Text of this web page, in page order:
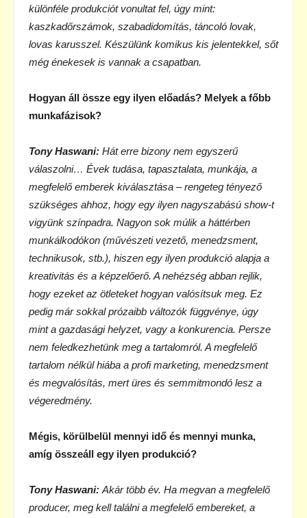
különféle produkciót vonultat fel, úgy mint:
kaszkadőrszámok, szabadidomítás, táncoló lovak,
lovas karusszel. Készülünk komikus kis jelentekkel, sőt
még énekesek is vannak a csapatban.
Hogyan áll össze egy ilyen előadás? Melyek a főbb
munkafázisok?
Tony Haswani: Hát erre bizony nem egyszerű
válaszolni… Évek tudása, tapasztalata, munkája, a
megfelelő emberek kiválasztása – rengeteg tényező
szükséges ahhoz, hogy egy ilyen nagyszabású show-t
vigyünk színpadra. Nagyon sok múlik a háttérben
munkálkodókon (művészeti vezető, menedzsment,
technikusok, stb.), hiszen egy ilyen produkció alapja a
kreativitás és a képzelőerő. A nehézség abban rejlik,
hogy ezeket az ötleteket hogyan valósítsuk meg. Ez
pedig már sokkal prózaibb változók függvénye, úgy
mint a gazdasági helyzet, vagy a konkurencia. Persze
nem feledkezhetünk meg a tartalomról. A megfelelő
tartalom nélkül hiába a profi marketing, menedzsment
és megvalósítás, mert üres és semmitmondó lesz a
végeredmény.
Mégis, körülbelül mennyi idő és mennyi munka,
amíg összeáll egy ilyen produkció?
Tony Haswani: Akár több év. Ha megvan a megfelelő
producer, meg kell találni a megfelelő embereket, a